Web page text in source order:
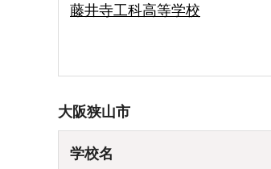
藤井寺工科高等学校
大阪狭山市
学校名